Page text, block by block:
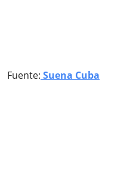
Fuente: Suena Cuba